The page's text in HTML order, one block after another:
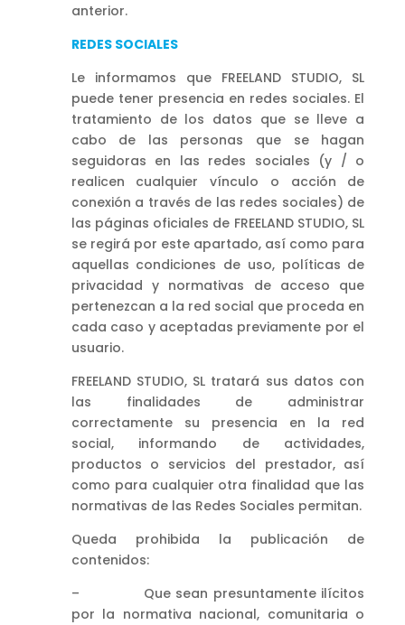
anterior.
REDES SOCIALES
Le informamos que FREELAND STUDIO, SL
puede tener presencia en redes sociales. El
tratamiento de los datos que se lleve a
cabo de las personas que se hagan
seguidoras en las redes sociales (y / o
realicen cualquier vínculo o acción de
conexión a través de las redes sociales) de
las páginas oficiales de FREELAND STUDIO, SL
se regirá por este apartado, así como para
aquellas condiciones de uso, políticas de
privacidad y normativas de acceso que
pertenezcan a la red social que proceda en
cada caso y aceptadas previamente por el
usuario.
FREELAND STUDIO, SL tratará sus datos con
las finalidades de administrar
correctamente su presencia en la red
social, informando de actividades,
productos o servicios del prestador, así
como para cualquier otra finalidad que las
normativas de las Redes Sociales permitan.
Queda prohibida la publicación de
contenidos:
– Que sean presuntamente ilícitos
por la normativa nacional, comunitaria o